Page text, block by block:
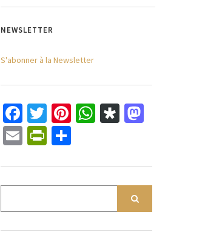
NEWSLETTER
S'abonner à la Newsletter
Facebook
Twitter
Pinterest
WhatsApp
Diaspora
EmailPrintFriendly